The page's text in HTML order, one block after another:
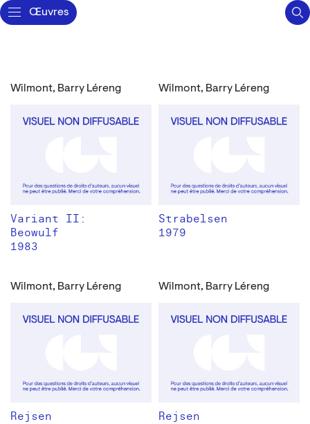
Œuvres
Wilmont, Barry Léreng
Variant II:
Beowulf
1983
Wilmont, Barry Léreng
Strabelsen
1979
Wilmont, Barry Léreng
Rejsen
Wilmont, Barry Léreng
Rejsen